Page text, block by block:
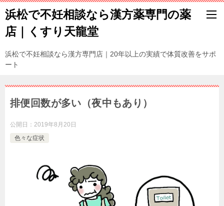
浜松で不妊相談なら漢方薬専門の薬
店｜くすり天龍堂
浜松で不妊相談なら漢方専門店｜20年以上の実績で体質改善をサポ
ート
排便回数が多い（夜中もあり）
公開日： 2019年8月20日
色々な症状